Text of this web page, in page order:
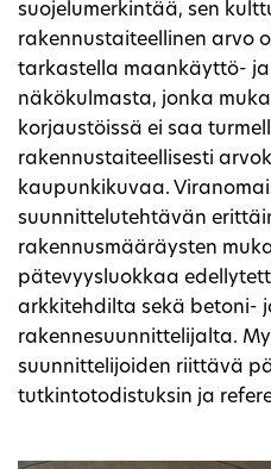
suojelumerkintää, sen
rakennustaiteellinen arvo
tarkastella maankäyttö- ja
näkökulmasta, jonka
korjaustöissä ei saa
rakennustaiteellisesti
kaupunkikuvaa.
suunnittelutehtävän
rakennusmääräysten
pätevyysluokkaa
arkkitehdilta sekä betoni-
rakennesuunnittelijalta.
suunnittelijoiden riittävä
tutkintotodistuksin ja